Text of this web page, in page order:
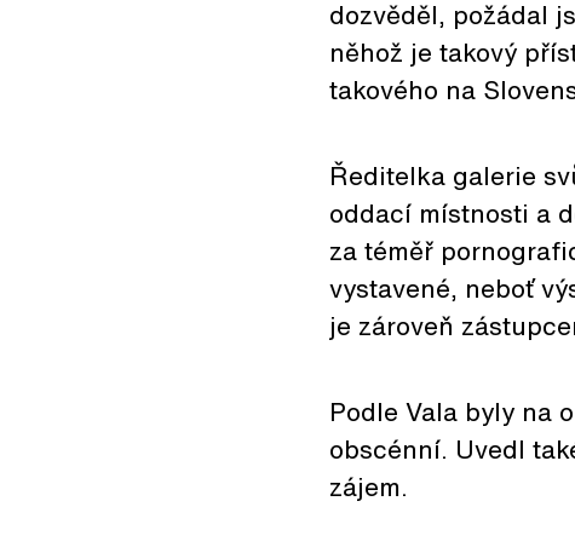
dozvěděl, požádal
něhož je takový
takového na
Ředitelka galerie
oddací místnosti a
za téměř
vystavené, neboť
je zároveň
Podle Vala byly na
obscénní. Uvedl
zájem.